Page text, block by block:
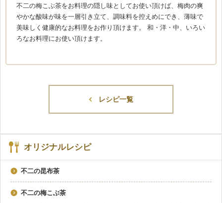
不二の梅こぶ茶をお料理の隠し味としてお使い頂けば、梅肉の爽
やかな酸味が味を一層引き立て、調味料を控えめにでき、薄味で
美味しく健康的なお料理をお作り頂けます。 和・洋・中、いろい
ろなお料理にお使い頂けます。
レシピ一覧
オリジナルレシピ
不二の昆布茶
不二の梅こぶ茶